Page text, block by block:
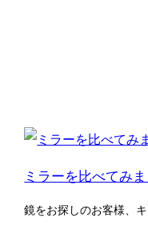
ミラーを比べてみ
鏡をお探しのお客様、